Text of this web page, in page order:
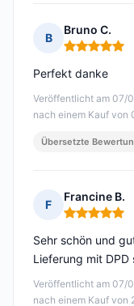
B
Bruno C.
Hinweis: 5
Veröffentlicht am 07/
nach einem Kauf
Perfekt danke
Übersetzte
F
Francine B.
Hinweis: 5
Veröffentlicht am 07/
nach einem Kauf von
Sehr schön und
Lieferung mit DPD